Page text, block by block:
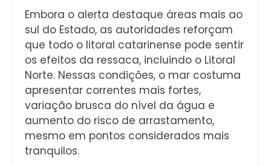
Embora o alerta destaque áreas mais ao
sul do Estado, as autoridades reforçam
que todo o litoral catarinense pode sentir
os efeitos da ressaca, incluindo o Litoral
Norte. Nessas condições, o mar costuma
apresentar correntes mais fortes,
variação brusca do nível da água e
aumento do risco de arrastamento,
mesmo em pontos considerados mais
tranquilos.